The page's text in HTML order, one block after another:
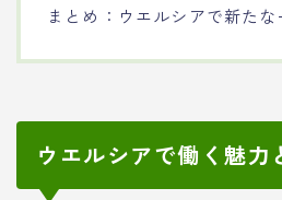
まとめ：ウエルシアで新た
ウエルシアで働く魅力